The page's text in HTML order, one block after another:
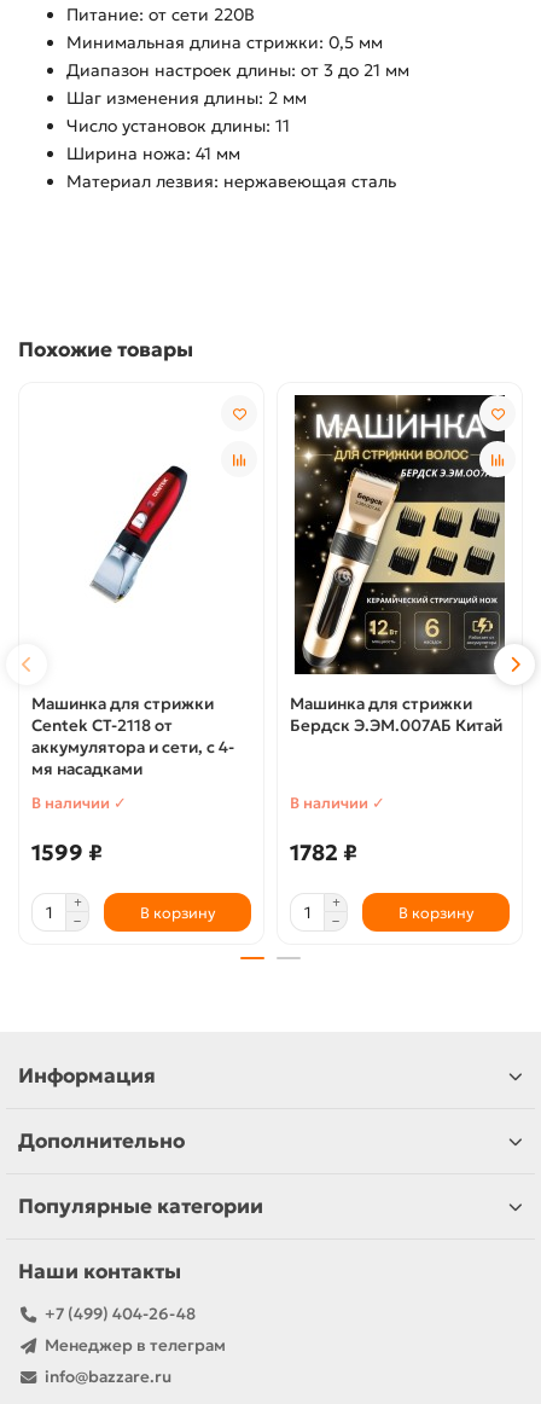
Питание: от сети 220В
Минимальная длина стрижки: 0,5 мм
Диапазон настроек длины: от 3 до 21 мм
Шаг изменения длины: 2 мм
Число установок длины: 11
Ширина ножа: 41 мм
Материал лезвия: нержавеющая сталь
Похожие товары
Машинка для стрижки
Centek CT-2118 от
аккумулятора и сети, с 4-
мя насадками
В наличии ✓
1599 ₽
В корзину
Машинка для стрижки
Бердск Э.ЭМ.007АБ Китай
В наличии ✓
1782 ₽
В корзину
Информация
Дополнительно
Популярные категории
Наши контакты
+7 (499) 404-26-48
Менеджер в телеграм
info@bazzare.ru